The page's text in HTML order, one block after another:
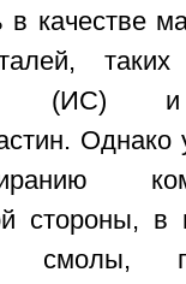
качестве
(ИС)
Однако
стороны, в
смолы,